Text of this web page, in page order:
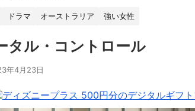
ドラマ オーストラリア 強い女性
タル・コントロール
年4月23日